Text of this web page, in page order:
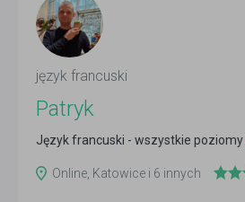
język francuski
Patryk
Język francuski - wszystkie poziomy
Online, Katowice i 6 innych